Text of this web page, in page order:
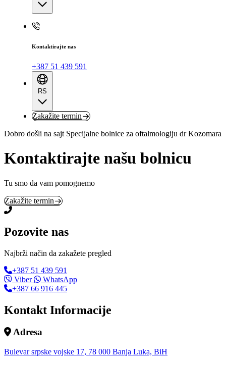
Kontaktirajte nas
+387 51 439 591
RS
Zakažite termin
Dobro došli na sajt Specijalne bolnice za oftalmologiju dr Kozomara
Kontaktirajte našu bolnicu
Tu smo da vam pomognemo
Zakažite termin
Pozovite nas
Najbrži način da zakažete pregled
+387 51 439 591
Viber
WhatsApp
+387 66 916 445
Kontakt Informacije
Adresa
Bulevar srpske vojske 17, 78 000 Banja Luka, BiH